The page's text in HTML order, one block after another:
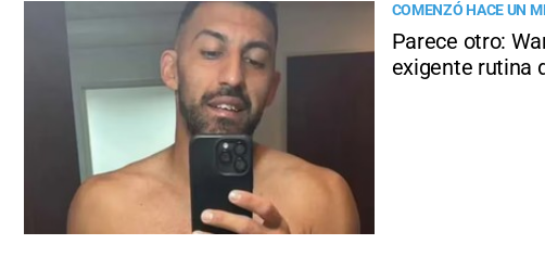
COMENZÓ HACE UN
Parece otro:
exigente rutina